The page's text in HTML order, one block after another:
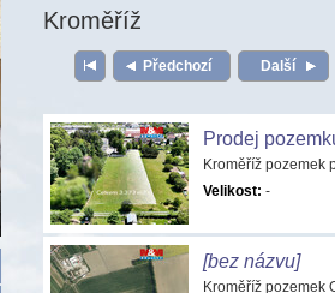
Kroměříž
Předchozí Další
Prodej
Kroměříž pozemek
Velikost: -
[bez názvu]
Kroměříž pozemek